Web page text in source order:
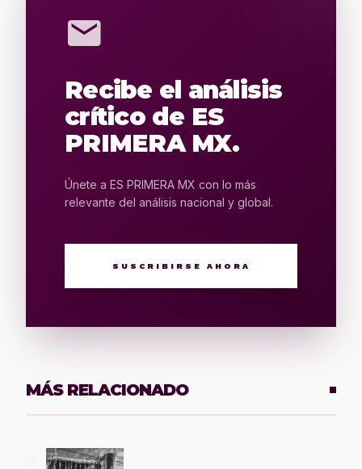
mail
Recibe el análisis
crítico de ES
PRIMERA MX.
Únete a ES PRIMERA MX con lo más
relevante del análisis nacional y global.
SUSCRIBIRSE AHORA
MÁS RELACIONADO